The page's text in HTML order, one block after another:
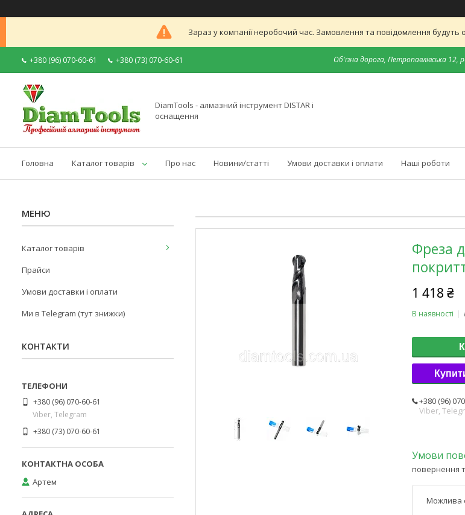
Зараз у компанії неробочий час. Замовлення та повідомлення будуть
+380 (96) 070-60-61 +380 (73) 070-60-61 Об'їзна дорога, Петропавлівська 12,
DiamTools - алмазний інструмент DISTAR і
оснащення
Головна Каталог товарів Про нас Новини/статті Умови доставки і оплати Наші роботи
Фреза
1 418 ₴
В наявності
+380 (96)
Viber,
повернення
Каталог товарів
Прайси
Умови доставки і оплати
Ми в Telegram (тут знижки)
КОНТАКТИ
+380 (96) 070-60-61
Viber, Telegram
+380 (73) 070-60-61
Артем